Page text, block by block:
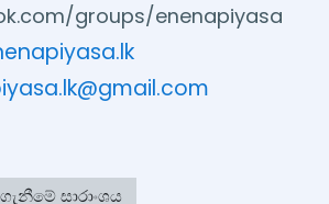
groups/enenapiyasa
සාරාංශය